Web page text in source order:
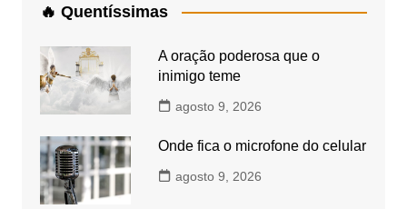
🔥 Quentíssimas
A oração poderosa que o
inimigo teme
agosto 9, 2026
Onde fica o microfone do celular
agosto 9, 2026